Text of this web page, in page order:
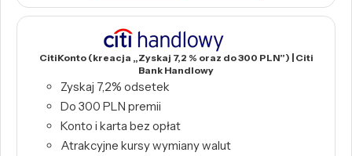
CitiKonto (kreacja „Zyskaj 7,2 % oraz do 300 PLN”) | Citi
Bank Handlowy
Zyskaj 7,2% odsetek
Do 300 PLN premii
Konto i karta bez opłat
Atrakcyjne kursy wymiany walut